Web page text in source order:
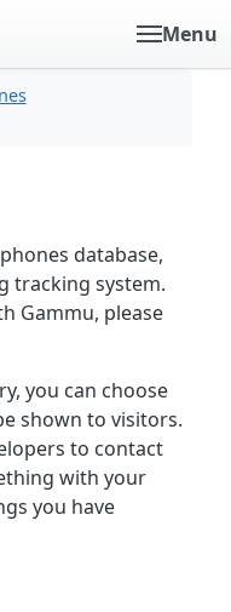
Menu
database,
tracking system.
Gammu, please
you can choose
shown to visitors.
to contact
with your
you have